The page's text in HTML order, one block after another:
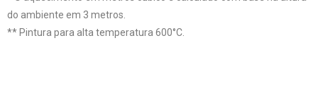
do ambiente em 3 metros.
** Pintura para alta temperatura 600°C.